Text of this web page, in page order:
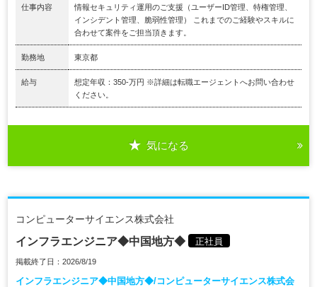
仕事内容
情報セキュリティ運用のご支援（ユーザーID管理、特権管理、
インシデント管理、脆弱性管理） これまでのご経験やスキルに
合わせて案件をご担当頂きます。
勤務地 東京都
給与
想定年収：350-万円 ※詳細は転職エージェントへお問い合わせ
ください。
気になる
コンピューターサイエンス株式会社
インフラエンジニア◆中国地方◆ 正社員
掲載終了日：2026/8/19
インフラエンジニア◆中国地方◆/コンピューターサイエンス株式会